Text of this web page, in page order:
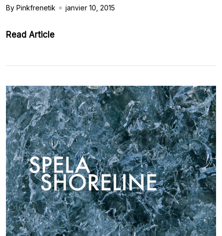
By Pinkfrenetik janvier 10, 2015
Read Article